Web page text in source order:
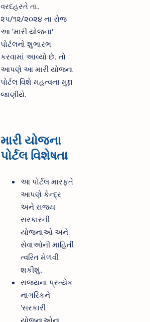
વરદહસ્તે તા.
૨૫/૧૨/૨૦૨૪ ના રોજ
આ 'મારી યોજના'
પોર્ટલનો શુભારંભ
કરવામાં આવ્યો છે. તો
આપણે આ મારી યોજના
પોર્ટલ વિશે મહત્વના મુદ્દા
જાણીયે.
મારી યોજના
પોર્ટલ વિશેષતા
આ પોર્ટલ મારફતે
આપણે કેન્દ્ર
અને રાજ્ય
સરકારની
યોજનાઓ અને
સેવાઓની માહિતી
ત્વરિત મેળવી
શકીશું.
રાજ્યના પ્રત્યેક
નાગરિકને
'સરકારી
યોજનાઓના